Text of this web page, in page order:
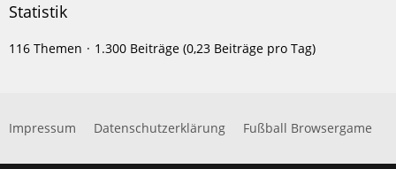
Statistik
116 Themen 1.300 Beiträge (0,23 Beiträge pro Tag)
Impressum Datenschutzerklärung Fußball Browsergame